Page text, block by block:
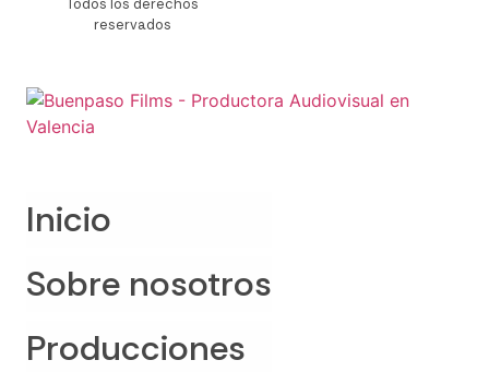
reservados
Inicio
Sobre nosotros
Producciones